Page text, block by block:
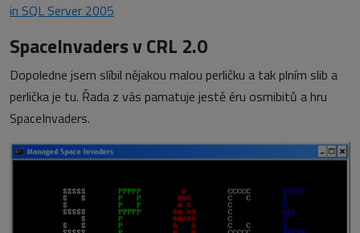
in SQL Server 2005
SpaceInvaders v CRL 2.0
Dopoledne jsem slíbil nějakou malou perličku a tak plním slib a
perlička je tu. Řada z vás pamatuje jestě éru osmibitů a hru
SpaceInvaders.